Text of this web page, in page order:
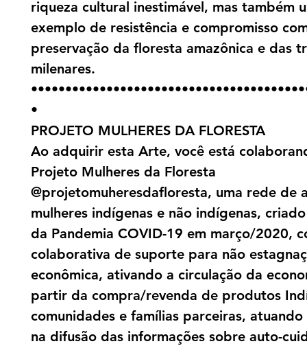
riqueza cultural inestimável, mas também
exemplo de resistência e compromisso
preservação da floresta amazônica e das
milenares.
•
PROJETO MULHERES DA FLORESTA
Ao adquirir esta Arte, você está
Projeto Mulheres da Floresta
@projetomuheresdafloresta, uma rede de
mulheres indígenas e não indígenas,
da Pandemia COVID-19 em março/2020,
colaborativa de suporte para não
econômica, ativando a circulação da
partir da compra/revenda de produtos
comunidades e famílias parceiras,
na difusão das informações sobre auto-